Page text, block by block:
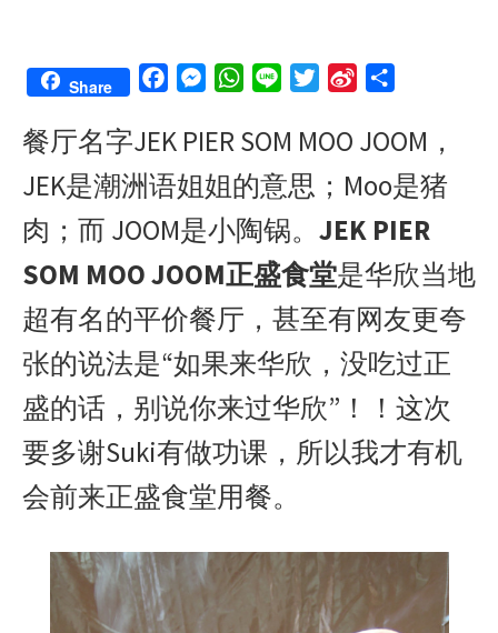
Share
c
b
o
k
s
e
n
e
r
W
a
s
A
p
n
i
e
W
e
b
o
a
e
餐厅名字JEK PIER SOM MOO JOOM，
JEK是潮洲语姐姐的意思；Moo是猪
肉；而 JOOM是小陶锅。 JEK PIER
SOM MOO JOOM正盛食堂是华欣当地
超有名的平价餐厅，甚至有网友更夸
张的说法是“如果来华欣，没吃过正
盛的话，别说你来过华欣”！！这次
要多谢Suki有做功课，所以我才有机
会前来正盛食堂用餐。